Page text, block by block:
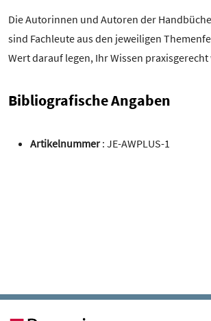
Die Autorinnen und Autoren der
sind Fachleute aus den jeweiligen
Wert darauf legen, Ihr Wissen
Bibliografische Angaben
Artikelnummer: JE-AWPLUS-1